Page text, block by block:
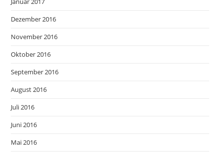
Dezember 2016
November 2016
Oktober 2016
September 2016
August 2016
Juli 2016
Juni 2016
Mai 2016